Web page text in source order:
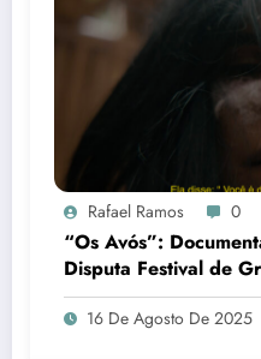
Rafael Ramos 0
“Os Avós”:
Disputa Festival de
16 De Agosto De 2025